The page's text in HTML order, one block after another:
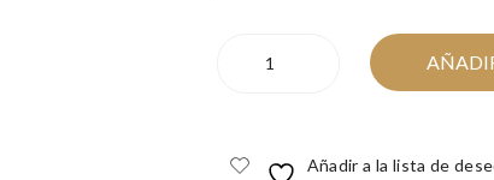
HOOP
Añadir a la lista de